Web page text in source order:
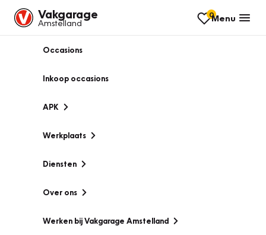
Vakgarage
Amstelland
0Menu
Occasions
Inkoop occasions
APK
Werkplaats
Diensten
Over ons
Werken bij Vakgarage Amstelland